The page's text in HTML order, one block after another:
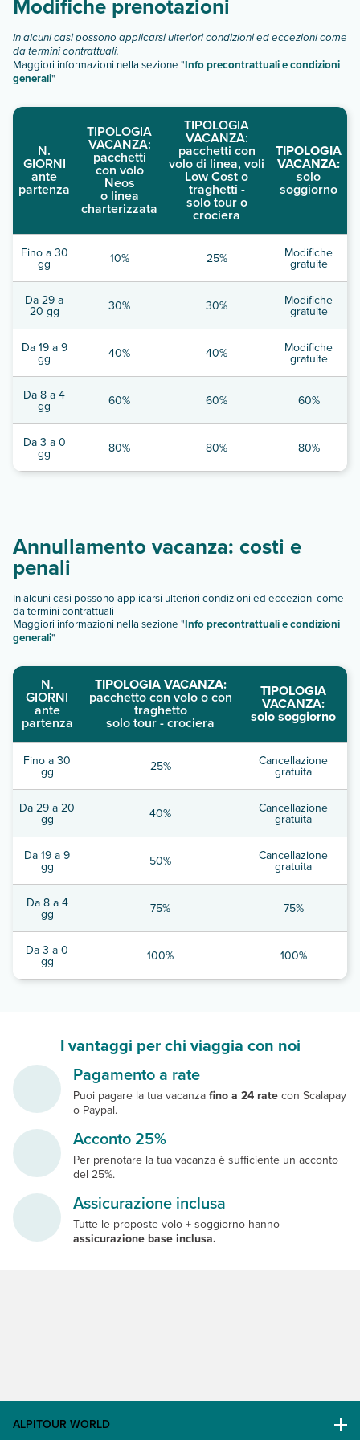
Modifiche prenotazioni
In alcuni casi possono applicarsi ulteriori condizioni ed eccezioni come
da termini contrattuali.
Maggiori informazioni nella sezione "Info precontrattuali e condizioni
generali"
N.
GIORNI
ante
partenza
TIPOLOGIA
VACANZA:
pacchetti
con volo
Neos
o linea
charterizzata
TIPOLOGIA
VACANZA:
pacchetti con
volo di linea, voli
Low Cost o
traghetti -
solo tour o
crociera
TIPOLOGIA
VACANZA:
solo
soggiorno
Fino a 30
gg 10% 25% Modifiche
gratuite
Da 29 a
20 gg 30% 30% Modifiche
gratuite
Da 19 a 9
gg 40% 40% Modifiche
gratuite
Da 8 a 4
gg 60% 60% 60%
Da 3 a 0
gg 80% 80% 80%
Annullamento vacanza: costi e
penali
In alcuni casi possono applicarsi ulteriori condizioni ed eccezioni come
da termini contrattuali
Maggiori informazioni nella sezione "Info precontrattuali e condizioni
generali"
N.
GIORNI
ante
partenza
TIPOLOGIA VACANZA:
pacchetto con volo o con
traghetto
solo tour - crociera
TIPOLOGIA
VACANZA:
solo soggiorno
Fino a 30
gg 25% Cancellazione
gratuita
Da 29 a 20
gg 40% Cancellazione
gratuita
Da 19 a 9
gg 50% Cancellazione
gratuita
Da 8 a 4
gg 75% 75%
Da 3 a 0
gg 100% 100%
I vantaggi per chi viaggia con noi
Pagamento a rate
Puoi pagare la tua vacanza fino a 24 rate con Scalapay
o Paypal.
Acconto 25%
Per prenotare la tua vacanza è sufficiente un acconto
del 25%.
Assicurazione inclusa
Tutte le proposte volo + soggiorno hanno
assicurazione base inclusa.
ALPITOUR WORLD